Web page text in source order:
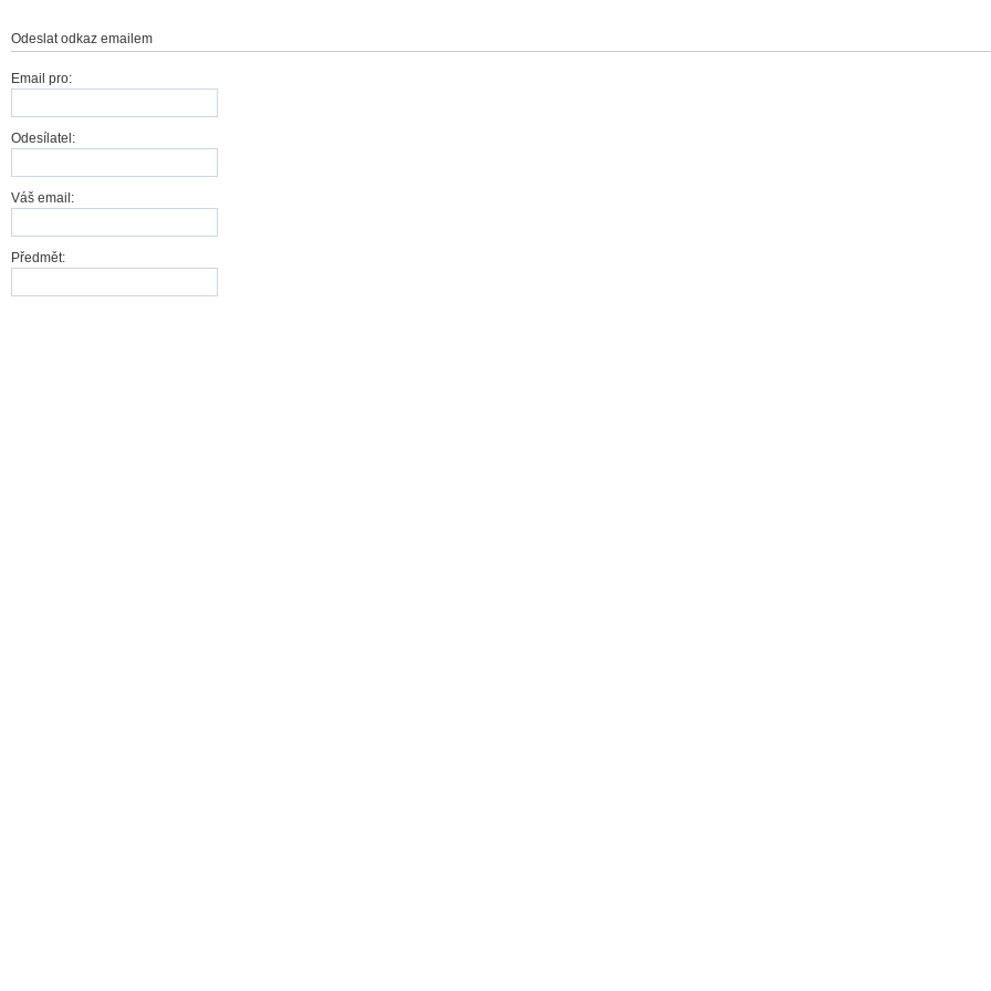
Odeslat odkaz emailem
Email pro:
Odesílatel:
Váš email:
Předmět: